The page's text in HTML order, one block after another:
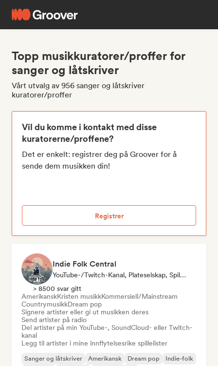
Topp musikkuratorer/proffer for
sanger og låtskriver
Vårt utvalg av 956 sanger og låtskriver
kuratorer/proffer
Vil du komme i kontakt med disse
kuratorerne/proffene?
Det er enkelt: registrer deg på Groover for å
sende dem musikken din!
Registrer
Indie Folk Central
YouTube-/Twitch-Kanal, Plateselskap, Spillelistekurator, Radio-Stasjon
> 8500 svar gitt
AmerikanskKristen musikkKommersiell/Mainstream
CountrymusikkDream pop
Signere artister eller gi ut musikken deres
Send artister på radio
Del artister på min YouTube-, SoundCloud- eller Twitch-
kanal
Legg til artister i mine innflytelsesrike spillelister
Sanger og låtskriver Amerikansk Dream pop
Indie-folk